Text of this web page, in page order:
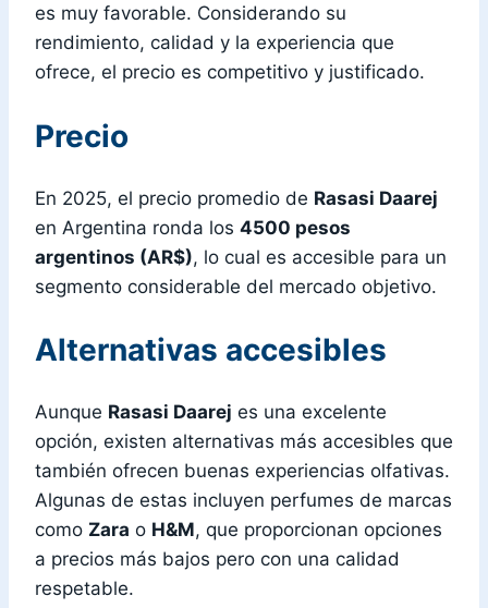
es muy favorable. Considerando su
rendimiento, calidad y la experiencia que
ofrece, el precio es competitivo y justificado.
Precio
En 2025, el precio promedio de Rasasi Daarej
en Argentina ronda los 4500 pesos
argentinos (AR$), lo cual es accesible para un
segmento considerable del mercado objetivo.
Alternativas accesibles
Aunque Rasasi Daarej es una excelente
opción, existen alternativas más accesibles que
también ofrecen buenas experiencias olfativas.
Algunas de estas incluyen perfumes de marcas
como Zara o H&M, que proporcionan opciones
a precios más bajos pero con una calidad
respetable.